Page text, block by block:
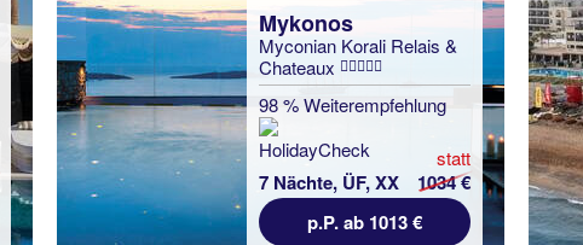
Mykonos
Myconian Korali Relais &
Chateaux
98 % Weiterempfehlung
7 Nächte, ÜF, XX
statt
1034 €
p.P. ab 1013 €